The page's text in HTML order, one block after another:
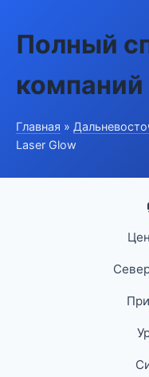
Полный
компаний
Главная »
Laser Glow